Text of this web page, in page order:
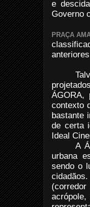
e
Governo
PRAÇA
contexto
bastante
de certa
Ideal
A
urbana
sendo o